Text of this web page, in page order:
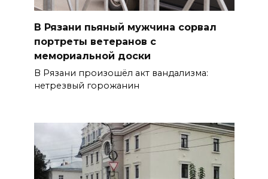
В Рязани пьяный мужчина сорвал
портреты ветеранов с
мемориальной доски
В Рязани произошёл акт вандализма:
нетрезвый горожанин